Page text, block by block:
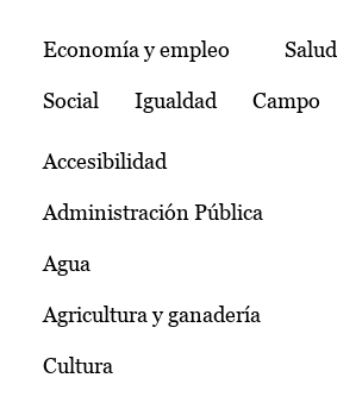
Temas
Economía y empleo Salud
Social Igualdad Campo
Accesibilidad
Administración Pública
Agua
Agricultura y ganadería
Cultura